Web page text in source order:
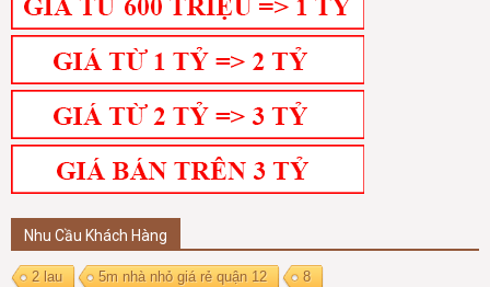
Nhu Cầu Khách Hàng
2 lau 5m nhà nhỏ giá rẻ quận 12
8